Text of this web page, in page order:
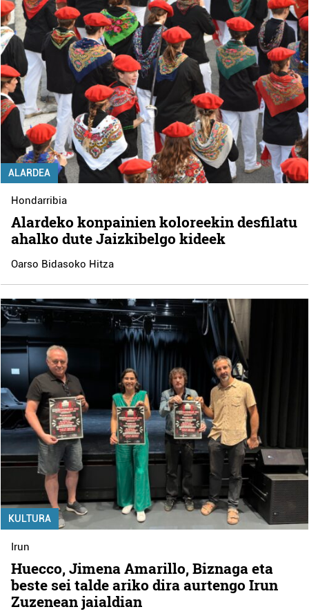
ALARDEA
Hondarribia
Alardeko konpainien koloreekin desfilatu
ahalko dute Jaizkibelgo kideek
Oarso Bidasoko Hitza
KULTURA
Irun
Huecco, Jimena Amarillo, Biznaga eta
beste sei talde ariko dira aurtengo Irun
Zuzenean jaialdian